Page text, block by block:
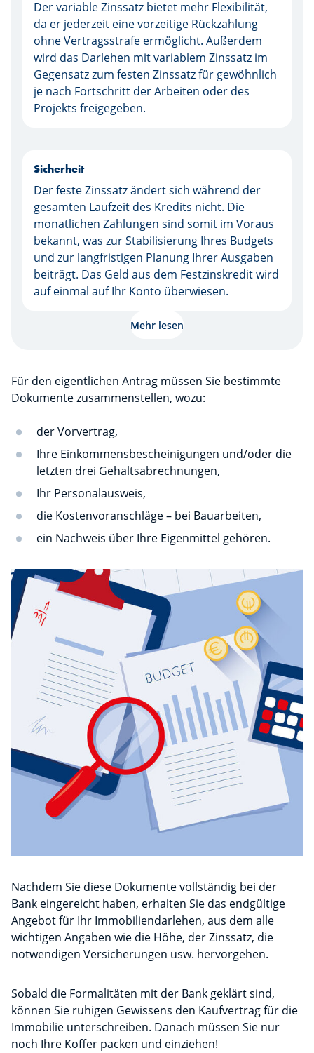
Der variable Zinssatz bietet mehr Flexibilität,
da er jederzeit eine vorzeitige Rückzahlung
ohne Vertragsstrafe ermöglicht. Außerdem
wird das Darlehen mit variablem Zinssatz im
Gegensatz zum festen Zinssatz für gewöhnlich
je nach Fortschritt der Arbeiten oder des
Projekts freigegeben.
Sicherheit
Der feste Zinssatz ändert sich während der
gesamten Laufzeit des Kredits nicht. Die
monatlichen Zahlungen sind somit im Voraus
bekannt, was zur Stabilisierung Ihres Budgets
und zur langfristigen Planung Ihrer Ausgaben
beiträgt. Das Geld aus dem Festzinskredit wird
auf einmal auf Ihr Konto überwiesen.
Mehr lesen
Für den eigentlichen Antrag müssen Sie bestimmte
Dokumente zusammenstellen, wozu:
der Vorvertrag,
Ihre Einkommensbescheinigungen und/oder die
letzten drei Gehaltsabrechnungen,
Ihr Personalausweis,
die Kostenvoranschläge – bei Bauarbeiten,
ein Nachweis über Ihre Eigenmittel gehören.
Nachdem Sie diese Dokumente vollständig bei der
Bank eingereicht haben, erhalten Sie das endgültige
Angebot für Ihr Immobiliendarlehen, aus dem alle
wichtigen Angaben wie die Höhe, der Zinssatz, die
notwendigen Versicherungen usw. hervorgehen.
Sobald die Formalitäten mit der Bank geklärt sind,
können Sie ruhigen Gewissens den Kaufvertrag für die
Immobilie unterschreiben. Danach müssen Sie nur
noch Ihre Koffer packen und einziehen!